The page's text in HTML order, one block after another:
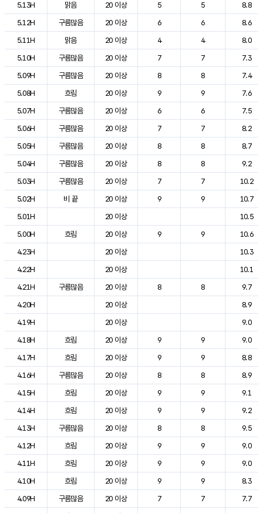
5.13H
맑음 20 이상 5 5
8.8
5.12H
구름많음 20 이상 6 6
8.6
5.11H
맑음 20 이상 4 4
8.0
5.10H
구름많음 20 이상 7 7
7.3
5.09H
구름많음 20 이상 8 8
7.4
5.08H
흐림 20 이상 9 9
7.6
5.07H
구름많음 20 이상 6 6
7.5
5.06H
구름많음 20 이상 7 7
8.2
5.05H
구름많음 20 이상 8 8
8.7
5.04H
구름많음 20 이상 8 8
9.2
5.03H
구름많음 20 이상 7 7
10.2
5.02H
비 끝 20 이상 9 9
10.7
5.01H
20 이상
10.5
5.00H
흐림 20 이상 9 9
10.6
4.23H
20 이상
10.3
4.22H
20 이상
10.1
4.21H
구름많음 20 이상 8 8
9.7
4.20H
20 이상
8.9
4.19H
20 이상
9.0
4.18H
흐림 20 이상 9 9
9.0
4.17H
흐림 20 이상 9 9
8.8
4.16H
구름많음 20 이상 8 8
8.9
4.15H
흐림 20 이상 9 9
9.1
4.14H
흐림 20 이상 9 9
9.2
4.13H
구름많음 20 이상 8 8
9.5
4.12H
흐림 20 이상 9 9
9.0
4.11H
흐림 20 이상 9 9
9.0
4.10H
흐림 20 이상 9 9
8.3
4.09H
구름많음 20 이상 7 7
7.7